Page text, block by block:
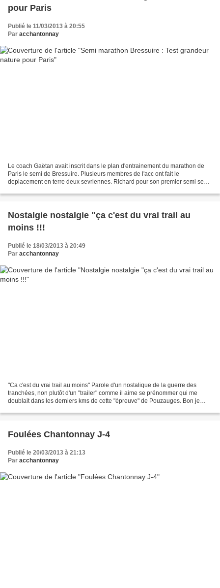
pour Paris
Publié le 11/03/2013 à 20:55
Par acchantonnay
Le coach Gaëtan avait inscrit dans le plan d'entrainement du marathon de
Paris le semi de Bressuire. Plusieurs membres de l'acc ont fait le
deplacement en terre deux sevriennes. Richard pour son premier semi se
Nostalgie nostalgie "ça c'est du vrai trail au
moins !!!
Publié le 18/03/2013 à 20:49
Par acchantonnay
"Ca c'est du vrai trail au moins" Parole d'un nostalique de la guerre des
tranchées, non plutôt d'un "trailer" comme il aime se prénommer qui me
doublait dans les derniers kms de cette "épreuve" de Pouzauges. Bon je
Foulées Chantonnay J-4
Publié le 20/03/2013 à 21:13
Par acchantonnay